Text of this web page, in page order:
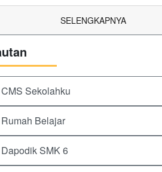
SELENGKAPNYA
CMS Sekolahku
Rumah Belajar
Dapodik SMK 6